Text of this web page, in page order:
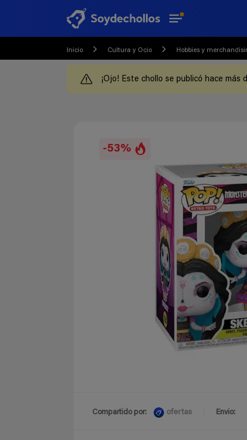
Inicio Cultura y Ocio Hobbies y
¡Ojo! Este chollo se publicó hace más
-53%
Compartido por: ofertas Envio: